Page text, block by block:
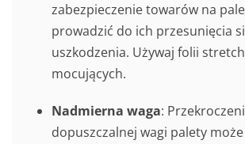
zabezpieczenie towarów na
prowadzić do ich przesunięcia
uszkodzenia. Używaj folii
mocujących.
Nadmierna waga:
dopuszczalnej wagi palety